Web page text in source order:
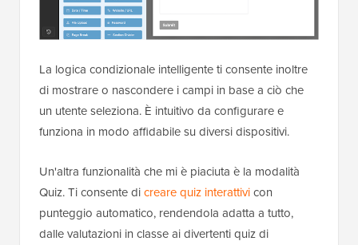
La logica condizionale intelligente ti consente inoltre
di mostrare o nascondere i campi in base a ciò che
un utente seleziona. È intuitivo da configurare e
funziona in modo affidabile su diversi dispositivi.
Un'altra funzionalità che mi è piaciuta è la modalità
Quiz. Ti consente dicreare quiz interattivicon
punteggio automatico, rendendola adatta a tutto,
dalle valutazioni in classe ai divertenti quiz di